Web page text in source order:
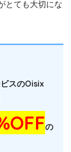
とても大切にな
スのOisix
の